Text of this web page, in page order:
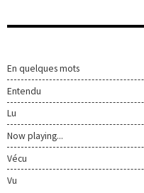
En quelques mots
Entendu
Lu
Now playing...
Vécu
Vu